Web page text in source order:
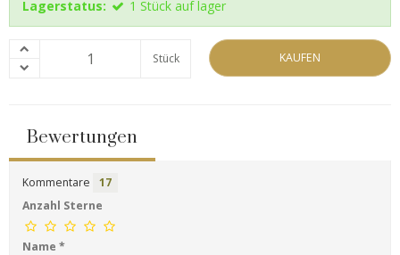
Lagerstatus: 1 Stück auf lager
Stück KAUFEN
Bewertungen
Kommentare
17
Anzahl Sterne
Name *